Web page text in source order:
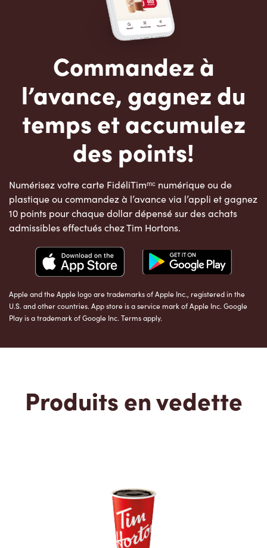
Commandez à
l’avance, gagnez du
temps et accumulez
des points!
Numérisez votre carte FidéliTimᵐᶜ numérique ou de
plastique ou commandez à l’avance via l’appli et gagnez
10 points pour chaque dollar dépensé sur des achats
admissibles effectués chez Tim Hortons.
Apple and the Apple logo are trademarks of Apple Inc., registered in the
U.S. and other countries. App store is a service mark of Apple Inc. Google
Play is a trademark of Google Inc. Terms apply.
Produits en vedette